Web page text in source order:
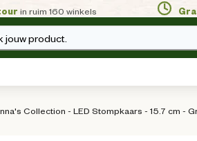
in ruim 160 winkels
jouw product.
Collection - LED Stompkaars - 15.7 cm -